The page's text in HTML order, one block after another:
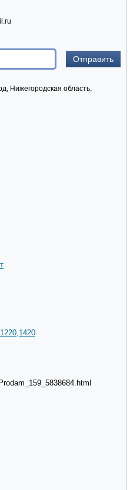
Нижегородская область,